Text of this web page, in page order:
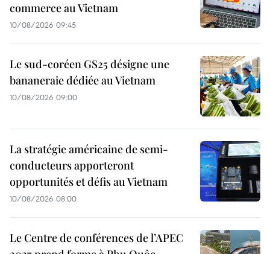
commerce au Vietnam
10/08/2026 09:45
Le sud-coréen GS25 désigne une
bananeraie dédiée au Vietnam
10/08/2026 09:00
La stratégie américaine de semi-
conducteurs apporteront
opportunités et défis au Vietnam
10/08/2026 08:00
Le Centre de conférences de l’APEC